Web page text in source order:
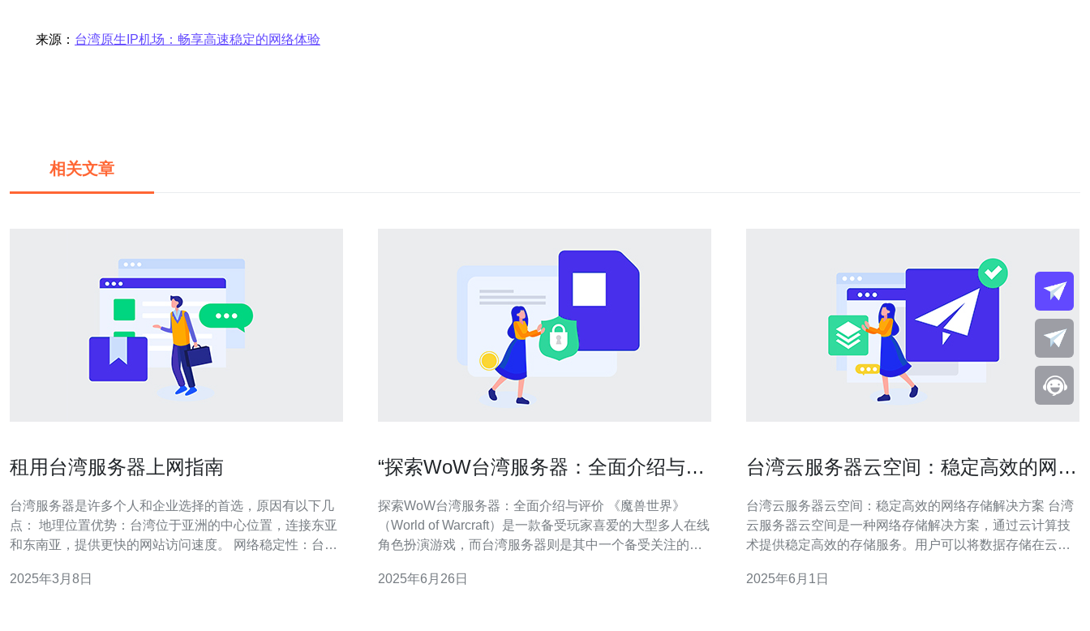
来源： 台湾原生IP机场：畅享高速稳定的网络体验
相关文章
租用台湾服务器上网指南
台湾服务器是许多个人和企业选择的首选，原因有以下几
点： 地理位置优势：台湾位于亚洲的中心位置，连接东亚
和东南亚，提供更快的网站访问速度。 网络稳定性：台湾
器的稳定性和可靠性。 法律法规：台湾的网络监管相对宽
2025年3月8日
“探索WoW台湾服务器：全面介绍与评
探索WoW台湾服务器：全面介绍与评价 《魔兽世界》
（World of Warcraft）是一款备受玩家喜爱的大型多人在线
角色扮演游戏，而台湾服务器则是其中一个备受关注的服
价，带您一同探索这个精彩的游戏世界。 WoW台湾服务器
2025年6月26日
台湾云服务器云空间：稳定高效的网络
台湾云服务器云空间：稳定高效的网络存储解决方案 台湾
云服务器云空间是一种网络存储解决方案，通过云计算技
术提供稳定高效的存储服务。用户可以将数据存储在云
器云空间采用先进的数据备份和冗余技术，确保用户数据
2025年6月1日